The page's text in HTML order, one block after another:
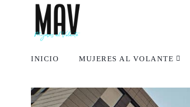
INICIO MUJERES AL VOLANTE